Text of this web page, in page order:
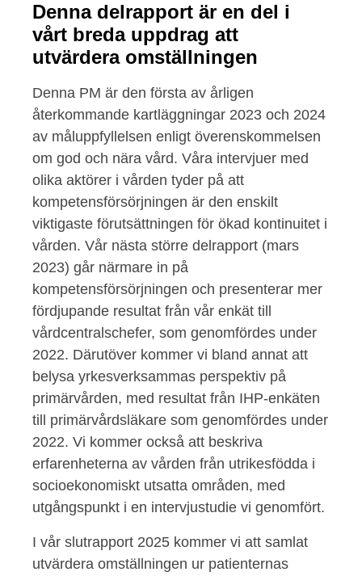
Denna delrapport är en del i
vårt breda uppdrag att
utvärdera omställningen
Denna PM är den första av årligen
återkommande kartläggningar 2023 och 2024
av måluppfyllelsen enligt överenskommelsen
om god och nära vård. Våra intervjuer med
olika aktörer i vården tyder på att
kompetensförsörjningen är den enskilt
viktigaste förutsättningen för ökad kontinuitet i
vården. Vår nästa större delrapport (mars
2023) går närmare in på
kompetensförsörjningen och presenterar mer
fördjupande resultat från vår enkät till
vårdcentralschefer, som genomfördes under
2022. Därutöver kommer vi bland annat att
belysa yrkesverksammas perspektiv på
primärvården, med resultat från IHP-enkäten
till primärvårdsläkare som genomfördes under
2022. Vi kommer också att beskriva
erfarenheterna av vården från utrikesfödda i
socioekonomiskt utsatta områden, med
utgångspunkt i en intervjustudie vi genomfört.
I vår slutrapport 2025 kommer vi att samlat
utvärdera omställningen ur patienternas